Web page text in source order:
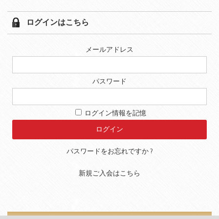
ログインはこちら
メールアドレス
パスワード
ログイン情報を記憶
パスワードをお忘れですか ?
新規ご入会はこちら